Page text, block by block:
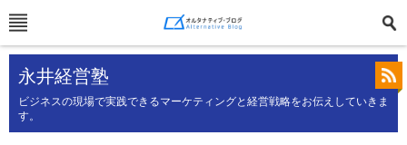
永井経営塾
ビジネスの現場で実践できるマーケティングと経営戦略をお伝えしていきま
す。